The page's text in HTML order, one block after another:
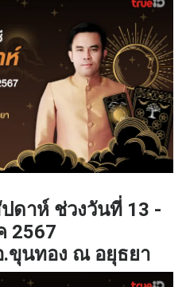
ดาห์ ช่วงวันที่ 13 -
2567
.ขุนทอง ณ อยุธยา